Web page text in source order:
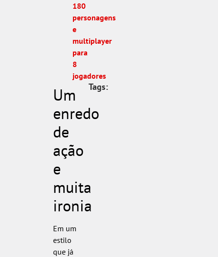
180
personagens
e
multiplayer
para
8
jogadores
Um
enredo
de
ação
e
muita
ironia
Em um
estilo
que já
Tags: